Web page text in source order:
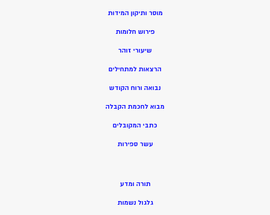
מוסר ותיקון המידות
פירוש חלומות
שיעורי זוהר
הרצאות למתחילים
נבואה ורוח הקודש
מבוא לחכמת הקבלה
כתבי המקובלים
עשר ספירות
תורה ומדע
גלגול נשמות